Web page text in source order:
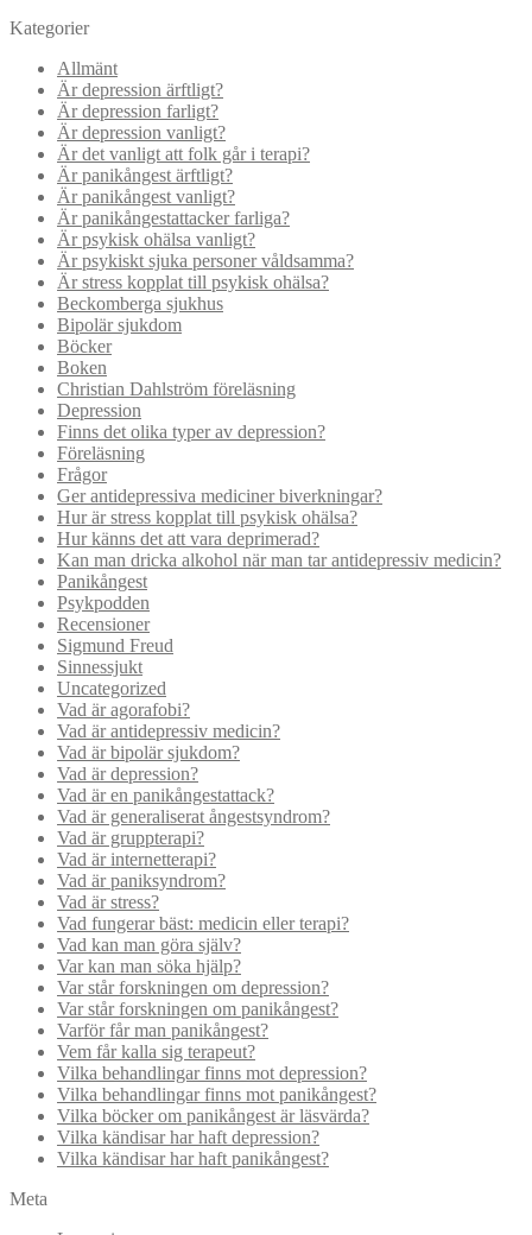
Kategorier
Allmänt
Är depression ärftligt?
Är depression farligt?
Är depression vanligt?
Är det vanligt att folk går i terapi?
Är panikångest ärftligt?
Är panikångest vanligt?
Är panikångestattacker farliga?
Är psykisk ohälsa vanligt?
Är psykiskt sjuka personer våldsamma?
Är stress kopplat till psykisk ohälsa?
Beckomberga sjukhus
Bipolär sjukdom
Böcker
Boken
Christian Dahlström föreläsning
Depression
Finns det olika typer av depression?
Föreläsning
Frågor
Ger antidepressiva mediciner biverkningar?
Hur är stress kopplat till psykisk ohälsa?
Hur känns det att vara deprimerad?
Kan man dricka alkohol när man tar antidepressiv medicin?
Panikångest
Psykpodden
Recensioner
Sigmund Freud
Sinnessjukt
Uncategorized
Vad är agorafobi?
Vad är antidepressiv medicin?
Vad är bipolär sjukdom?
Vad är depression?
Vad är en panikångestattack?
Vad är generaliserat ångestsyndrom?
Vad är gruppterapi?
Vad är internetterapi?
Vad är paniksyndrom?
Vad är stress?
Vad fungerar bäst: medicin eller terapi?
Vad kan man göra själv?
Var kan man söka hjälp?
Var står forskningen om depression?
Var står forskningen om panikångest?
Varför får man panikångest?
Vem får kalla sig terapeut?
Vilka behandlingar finns mot depression?
Vilka behandlingar finns mot panikångest?
Vilka böcker om panikångest är läsvärda?
Vilka kändisar har haft depression?
Vilka kändisar har haft panikångest?
Meta